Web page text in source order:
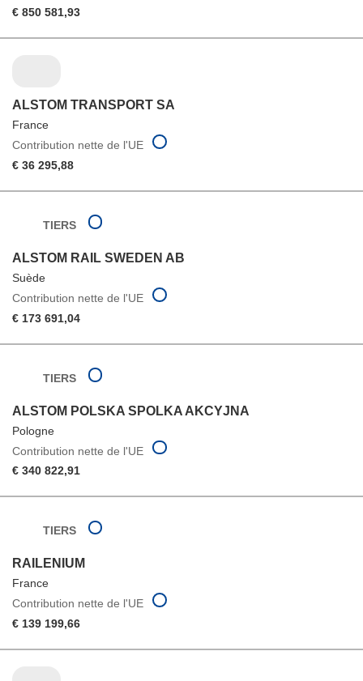
€ 850 581,93
ALSTOM TRANSPORT SA
France
Contribution nette de l'UE
€ 36 295,88
TIERS
ALSTOM RAIL SWEDEN AB
Suède
Contribution nette de l'UE
€ 173 691,04
TIERS
ALSTOM POLSKA SPOLKA AKCYJNA
Pologne
Contribution nette de l'UE
€ 340 822,91
TIERS
RAILENIUM
France
Contribution nette de l'UE
€ 139 199,66